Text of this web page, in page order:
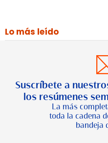
Lo más leído
Suscríbete a
los resúmenes
La más
toda la cadena
bandeja